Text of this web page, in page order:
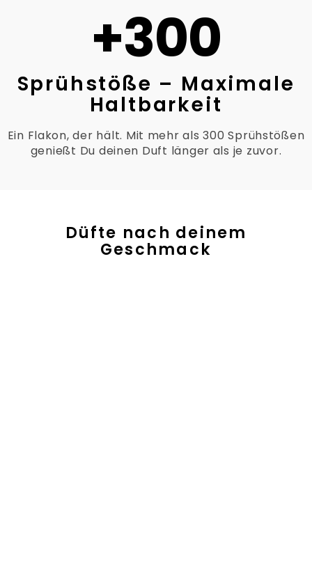
+300
Sprühstöße – Maximale
Haltbarkeit
Ein Flakon, der hält. Mit mehr als 300 Sprühstößen
genießt Du deinen Duft länger als je zuvor.
Düfte nach deinem
Geschmack